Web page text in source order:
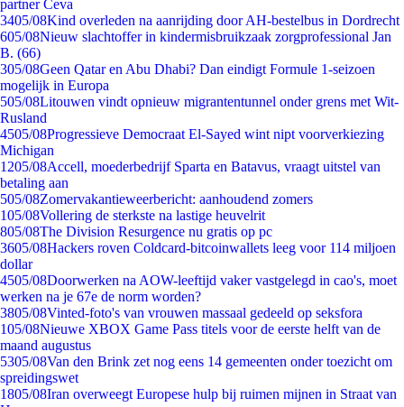
partner Ceva
3405/08Kind overleden na aanrijding door AH-bestelbus in Dordrecht
605/08Nieuw slachtoffer in kindermisbruikzaak zorgprofessional Jan
B. (66)
305/08Geen Qatar en Abu Dhabi? Dan eindigt Formule 1-seizoen
mogelijk in Europa
505/08Litouwen vindt opnieuw migrantentunnel onder grens met Wit-
Rusland
4505/08Progressieve Democraat El-Sayed wint nipt voorverkiezing
Michigan
1205/08Accell, moederbedrijf Sparta en Batavus, vraagt uitstel van
betaling aan
505/08Zomervakantieweerbericht: aanhoudend zomers
105/08Vollering de sterkste na lastige heuvelrit
805/08The Division Resurgence nu gratis op pc
3605/08Hackers roven Coldcard-bitcoinwallets leeg voor 114 miljoen
dollar
4505/08Doorwerken na AOW-leeftijd vaker vastgelegd in cao's, moet
werken na je 67e de norm worden?
3805/08Vinted-foto's van vrouwen massaal gedeeld op seksfora
105/08Nieuwe XBOX Game Pass titels voor de eerste helft van de
maand augustus
5305/08Van den Brink zet nog eens 14 gemeenten onder toezicht om
spreidingswet
1805/08Iran overweegt Europese hulp bij ruimen mijnen in Straat van